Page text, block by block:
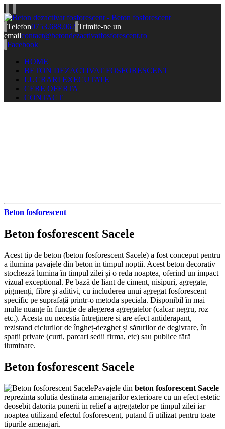
Telefon0753.688.062 Trimite-ne un
emailcontact@betondezactivatfosforescent.ro
Facebook
HOME
BETON DEZACTIVAT FOSFORESCENT
LUCRARI EXECUTATE
CERE OFERTA
CONTACT
Beton fosforescent
Beton fosforescent Sacele
Acest tip de beton (beton fosforescent Sacele) a fost conceput pentru
a ilumina pavajele din beton in timpul noptii. Acest beton decorativ
stochează lumina în timpul zilei și o reda noaptea, oferind un impact
vizual exceptional. Pe bază de liant de ciment, nisipuri, agregate,
pigmenți, fibre și aditivi, cu includerea unui agregat fosforescent
specific pe suprafață printr-o metoda speciala. Disponibil în mai
multe nuanțe în funcție de alegerea agregatelor (calcar negru, roz
etc.). Acesta nu necestia întreținere si are efect antiderapant,
rezistand ciclurilor de îngheț-dezgheț și sărurilor de degivrare, în
spații private (curti, parcari sedii firma, etc) sau publice fără
iluminare.
Beton fosforescent Sacele
Pavajele din beton fosforescent Sacele
reprezinta solutia destinata amenajarilor exterioare cu un efect estetic
deosebit datorita punerii in relief a agregatelor pe timpul zilei iar
noaptea utilizand efectul fosforescent, putand fi utilizat pentru toate
tipurile amenajari.